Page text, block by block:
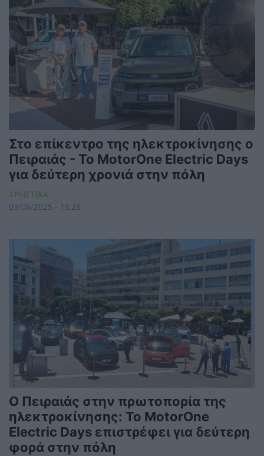
Στο επίκεντρο της ηλεκτροκίνησης ο
Πειραιάς - Το MotorOne Electric Days
για δεύτερη χρονιά στην πόλη
ΧΡΗΣΤΙΚΑ
03/06/2025 - 15:28
Ο Πειραιάς στην πρωτοπορία της
ηλεκτροκίνησης: Το MotorOne
Electric Days επιστρέφει για δεύτερη
φορά στην πόλη